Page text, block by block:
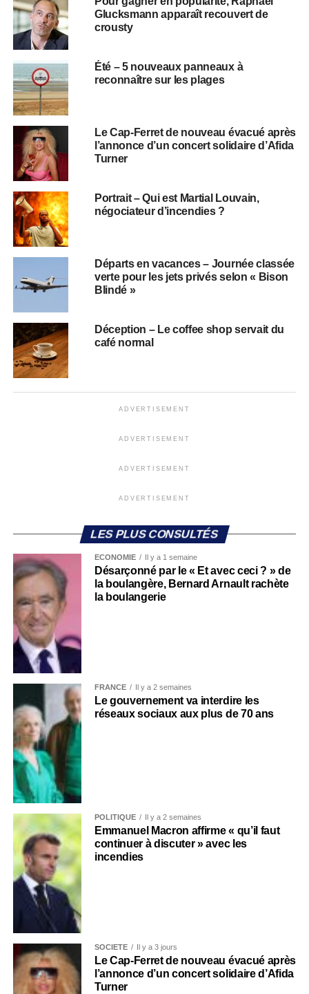
Glucksmann apparaît recouvert de
crousty
Été – 5 nouveaux panneaux à
reconnaître sur les plages
Le Cap-Ferret de nouveau évacué après
l’annonce d’un concert solidaire d’Afida
Turner
Portrait – Qui est Martial Louvain,
négociateur d’incendies ?
Départs en vacances – Journée classée
verte pour les jets privés selon « Bison
Blindé »
Déception – Le coffee shop servait du
café normal
ADVERTISEMENT
ADVERTISEMENT
ADVERTISEMENT
ADVERTISEMENT
LES PLUS CONSULTÉS
ECONOMIE Il y a 1 semaine
Désarçonné par le « Et avec ceci ? » de
la boulangère, Bernard Arnault rachète
la boulangerie
FRANCE Il y a 2 semaines
Le gouvernement va interdire les
réseaux sociaux aux plus de 70 ans
POLITIQUE Il y a 2 semaines
Emmanuel Macron affirme « qu’il faut
continuer à discuter » avec les
incendies
SOCIÉTÉ Il y a 3 jours
Le Cap-Ferret de nouveau évacué après
l’annonce d’un concert solidaire d’Afida
Turner